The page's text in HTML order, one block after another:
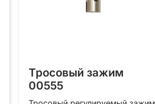
Тросовый зажим
00555